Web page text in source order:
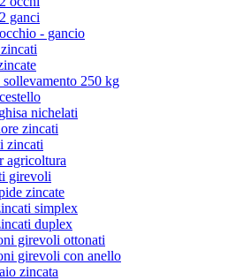
ganci
- gancio
250 kg
nichelati
zincati
zincati
agricoltura
girevoli
zincate
simplex
duplex
girevoli ottonati
girevoli con anello
zincata